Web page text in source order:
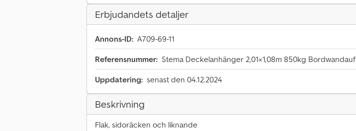
Erbjudandets detaljer
Annons-ID: A709-69-11
Referensnummer: Stema Deckelanhänger 2,01×1,08m 850kg Bordwandauf
Uppdatering: senast den 04.12.2024
Beskrivning
Flak, sidoräcken och liknande